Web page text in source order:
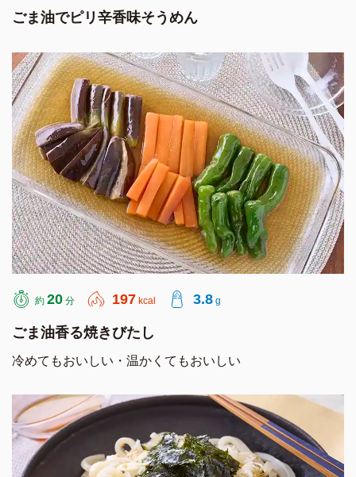
ごま油でピリ辛香味そうめん
約 20 分 197 kcal 3.8 g
ごま油香る焼きびたし
冷めてもおいしい・温かくてもおいしい